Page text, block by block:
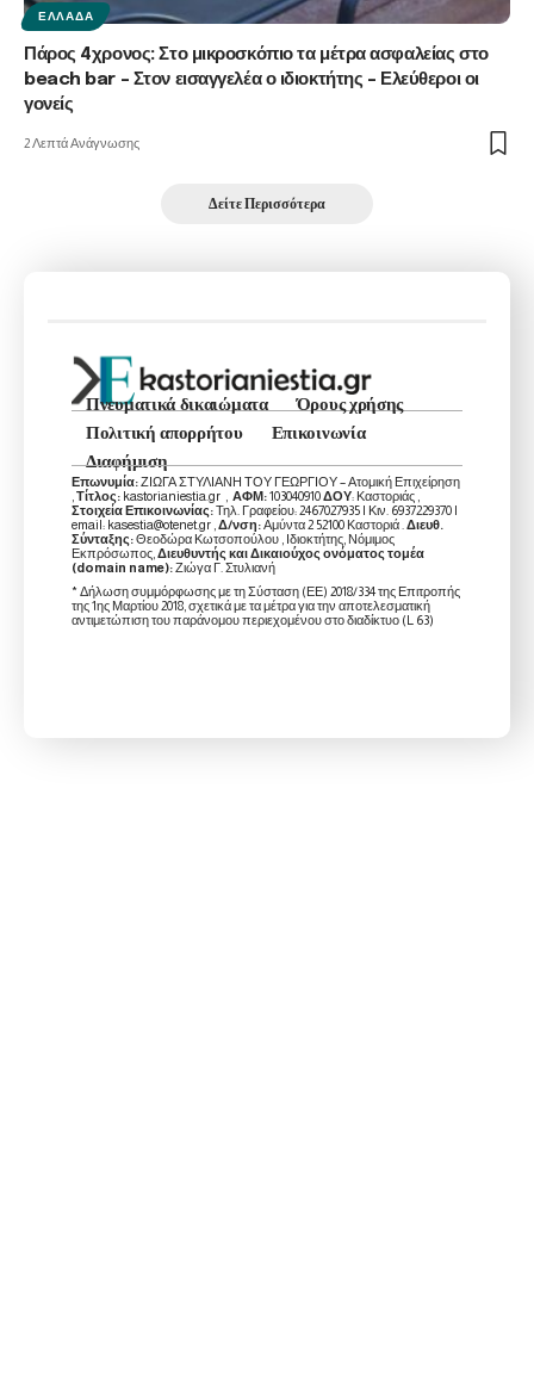
ΕΛΛΆΔΑ
Πάρος 4χρονος: Στο μικροσκόπιο τα μέτρα ασφαλείας στο
beach bar – Στον εισαγγελέα ο ιδιοκτήτης – Ελεύθεροι οι
γονείς
2 Λεπτά Ανάγνωσης
Δείτε Περισσότερα
Πνευματικά δικαιώματα
Όρους χρήσης
Πολιτική απορρήτου
Επικοινωνία
Διαφήμιση
Επωνυμία:ΖΙΩΓΑ ΣΤΥΛΙΑΝΗ ΤΟΥ ΓΕΩΡΓΙΟΥ – Ατομική Επιχείρηση
Τίτλος: kastorianiestia.gr , ΑΦΜ:103040910ΔΟΥ: Καστοριάς ,
Στοιχεία Επικοινωνίας:Τηλ. Γραφείου: 2467027935 | Κιν. 6937229370 |
email: kasestia@otenet.gr , Δ/νση:Αμύντα 2 52100 Καστοριά . Διευθ.
Σύνταξης:Θεοδώρα Κωτσοπούλου , Ιδιοκτήτης, Νόμιμος
Εκπρόσωπος, Διευθυντής και Δικαιούχος ονόματος τομέα
(domain name):Ζιώγα Γ. Στυλιανή
* Δήλωση συμμόρφωσης με τη Σύσταση (ΕΕ) 2018/334 της Επιτροπής
της 1ης Μαρτίου 2018, σχετικά με τα μέτρα για την αποτελεσματική
αντιμετώπιση του παράνομου περιεχομένου στο διαδίκτυο (L 63)